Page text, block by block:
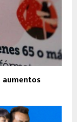
aumentos